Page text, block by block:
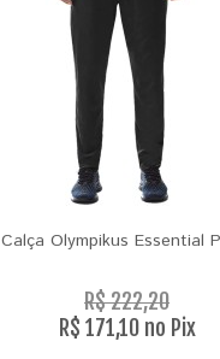
Calça Olympikus Essential
R$ 222,20
R$ 171,10 no Pix